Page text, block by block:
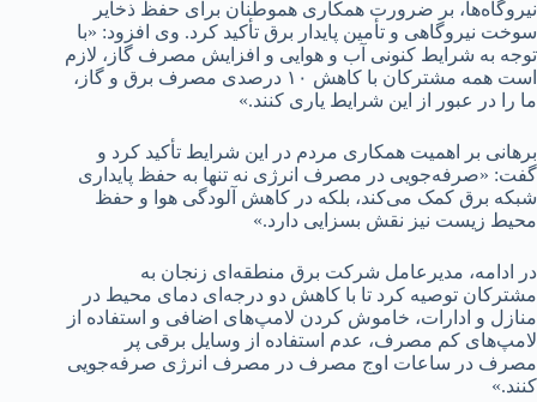
نیروگاه‌ها، بر ضرورت همکاری هموطنان برای حفظ ذخایر
سوخت نیروگاهی و تأمین پایدار برق تأکید کرد. وی افزود: «با
توجه به شرایط کنونی آب و هوایی و افزایش مصرف گاز، لازم
است همه مشترکان با کاهش ۱۰ درصدی مصرف برق و گاز،
ما را در عبور از این شرایط یاری کنند.»
برهانی بر اهمیت همکاری مردم در این شرایط تأکید کرد و
گفت: «صرفه‌جویی در مصرف انرژی نه تنها به حفظ پایداری
شبکه برق کمک می‌کند، بلکه در کاهش آلودگی هوا و حفظ
محیط زیست نیز نقش بسزایی دارد.»
در ادامه، مدیرعامل شرکت برق منطقه‌ای زنجان به
مشترکان توصیه کرد تا با کاهش دو درجه‌ای دمای محیط در
منازل و ادارات، خاموش کردن لامپ‌های اضافی و استفاده از
لامپ‌های کم مصرف، عدم استفاده از وسایل برقی پر
مصرف در ساعات اوج مصرف در مصرف انرژی صرفه‌جویی
کنند.»